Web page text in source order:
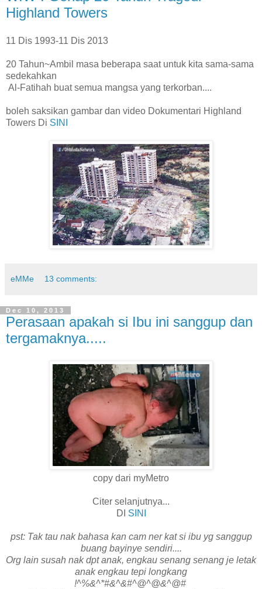
Highland Towers
11 Dis 1993-11 Dis 2013
20 Tahun~Ambil masa beberapa saat untuk kita sama-sama
sedekahkan
Al-Fatihah buat semua mangsa yang terkorban....
boleh saksikan gambar dan video Dokumentari Highland
Towers Di SINI
eMMe 13 comments:
Dec 10, 2013
Perasaan apakah si Ibu ini sanggup dan
tergamaknya.....
copy dari myMetro
Citer selanjutnya...
DI SINI
pst: Tak tau nak bahasa kan cam ner kat si ibu yg sanggup
buang bayinye sendiri....
Org lain susah nak dpt anak, engkau senang senang je letak
anak engkau tepi longkang
!^%&^*#&^&#^@^@&^@#